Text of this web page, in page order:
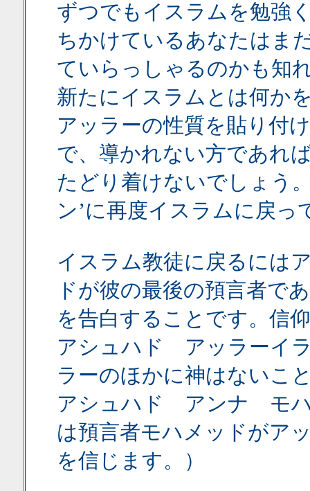
ずつでもイスラムを勉強
ちかけているあなたはま
ていらっしゃるのかも知
新たにイスラムとは何か
アッラーの性質を貼り付
で、導かれない方であれ
たどり着けないでしょう
ン’に再度イスラムに戻
イスラム教徒に戻るには
ドが彼の最後の預言者で
を告白することです。信
アシュハド アッラーイ
ラーのほかに神はないこ
アシュハド アンナ モ
は預言者モハメッドがア
を信じます。）